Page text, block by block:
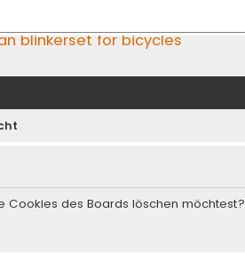
blinkerset for bicycles
Cookies des Boards löschen möchtest?